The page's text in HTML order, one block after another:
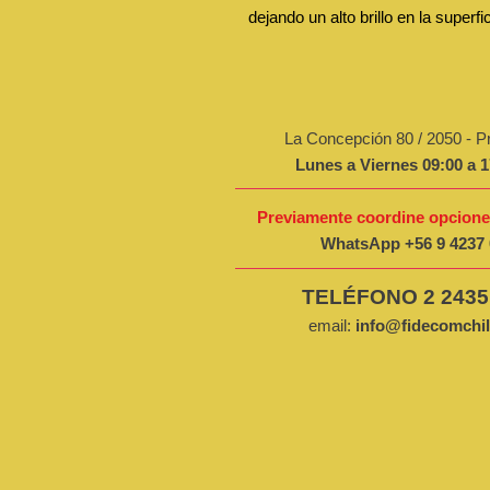
dejando un alto brillo en la
La Concepción 80 / 2050 -
Lunes a Viernes 09:00 a
Previamente coordine
WhatsApp +56 9 4237
TELÉFONO 2
email: